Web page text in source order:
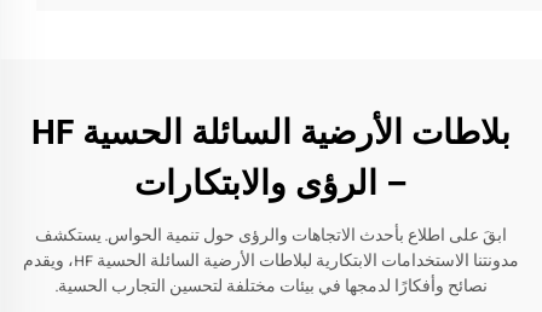
بلاطات الأرضية السائلة الحسية HF
– الرؤى والابتكارات
ابقَ على اطلاع بأحدث الاتجاهات والرؤى حول تنمية الحواس. يستكشف
مدونتنا الاستخدامات الابتكارية لبلاطات الأرضية السائلة الحسية HF، ويقدم
نصائح وأفكارًا لدمجها في بيئات مختلفة لتحسين التجارب الحسية.